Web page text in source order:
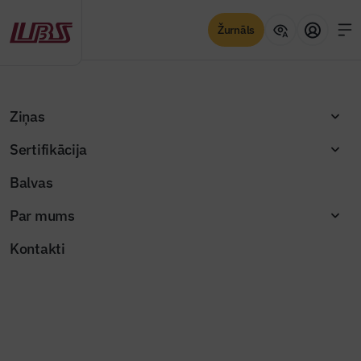
Žurnāls
Ziņas
Sertifikācija
Balvas
Par mums
Kontakti
Atpakaļ
Visas ziņas